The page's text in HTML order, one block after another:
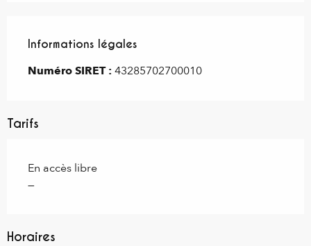
Informations légales
Informations légales
Numéro SIRET : 43285702700010
Tarifs
En accès libre
—
Horaires